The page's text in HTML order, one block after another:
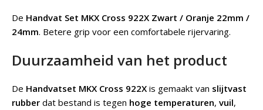
De Handvat Set MKX Cross 922X Zwart / Oranje 22mm /
24mm. Betere grip voor een comfortabele rijervaring.
Duurzaamheid van het product
De Handvatset MKX Cross 922X is gemaakt van slijtvast
rubber dat bestand is tegen hoge temperaturen, vuil,